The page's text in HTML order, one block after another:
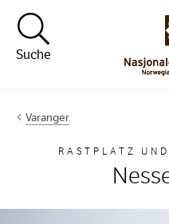
Hopp til innhold
Suche
Varanger
RASTPLATZ